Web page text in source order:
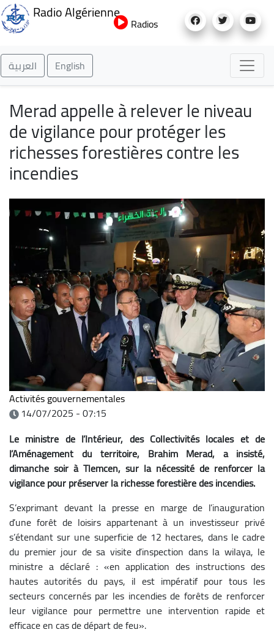
au
Radio Algérienne
Radios
العربية English
Merad appelle à relever le niveau
de vigilance pour protéger les
richesses forestières contre les
incendies
Activités gouvernementales
14/07/2025 - 07:15
Le ministre de l’Intérieur, des Collectivités locales et de
l’Aménagement du territoire, Brahim Merad, a insisté,
dimanche soir à Tlemcen, sur la nécessité de renforcer la
vigilance pour préserver la richesse forestière des incendies.
S’exprimant devant la presse en marge de l’inauguration
d’une forêt de loisirs appartenant à un investisseur privé
s’étendant sur une superficie de 12 hectares, dans le cadre
du premier jour de sa visite d’inspection dans la wilaya, le
ministre a déclaré : «en application des instructions des
hautes autorités du pays, il est impératif pour tous les
secteurs concernés par les incendies de forêts de renforcer
leur vigilance pour permettre une intervention rapide et
efficace en cas de départ de feu».